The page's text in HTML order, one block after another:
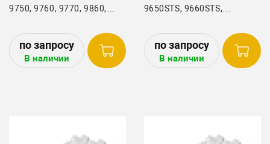
9750, 9760, 9770, 9860,
В наличии
9650STS, 9660STS,
9760STS, S550(SN 745100-
764999), S650, S660(SN
745100-765171), S670 (REG
В наличии